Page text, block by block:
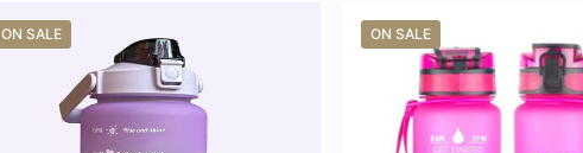
ON SALE ON SALE